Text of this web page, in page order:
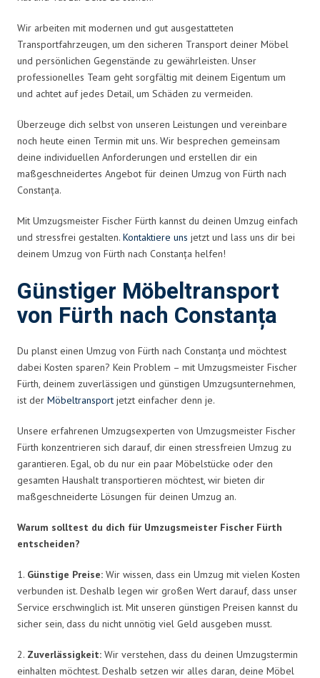
Wir arbeiten mit modernen und gut ausgestatteten
Transportfahrzeugen, um den sicheren Transport deiner Möbel
und persönlichen Gegenstände zu gewährleisten. Unser
professionelles Team geht sorgfältig mit deinem Eigentum um
und achtet auf jedes Detail, um Schäden zu vermeiden.
Überzeuge dich selbst von unseren Leistungen und vereinbare
noch heute einen Termin mit uns. Wir besprechen gemeinsam
deine individuellen Anforderungen und erstellen dir ein
maßgeschneidertes Angebot für deinen Umzug von Fürth nach
Constanța.
Mit Umzugsmeister Fischer Fürth kannst du deinen Umzug einfach
und stressfrei gestalten. Kontaktiere uns jetzt und lass uns dir bei
deinem Umzug von Fürth nach Constanța helfen!
Günstiger Möbeltransport
von Fürth nach Constanța
Du planst einen Umzug von Fürth nach Constanța und möchtest
dabei Kosten sparen? Kein Problem – mit Umzugsmeister Fischer
Fürth, deinem zuverlässigen und günstigen Umzugsunternehmen,
ist der Möbeltransport jetzt einfacher denn je.
Unsere erfahrenen Umzugsexperten von Umzugsmeister Fischer
Fürth konzentrieren sich darauf, dir einen stressfreien Umzug zu
garantieren. Egal, ob du nur ein paar Möbelstücke oder den
gesamten Haushalt transportieren möchtest, wir bieten dir
maßgeschneiderte Lösungen für deinen Umzug an.
Warum solltest du dich für Umzugsmeister Fischer Fürth
entscheiden?
1. Günstige Preise: Wir wissen, dass ein Umzug mit vielen Kosten
verbunden ist. Deshalb legen wir großen Wert darauf, dass unser
Service erschwinglich ist. Mit unseren günstigen Preisen kannst du
sicher sein, dass du nicht unnötig viel Geld ausgeben musst.
2. Zuverlässigkeit: Wir verstehen, dass du deinen Umzugstermin
einhalten möchtest. Deshalb setzen wir alles daran, deine Möbel